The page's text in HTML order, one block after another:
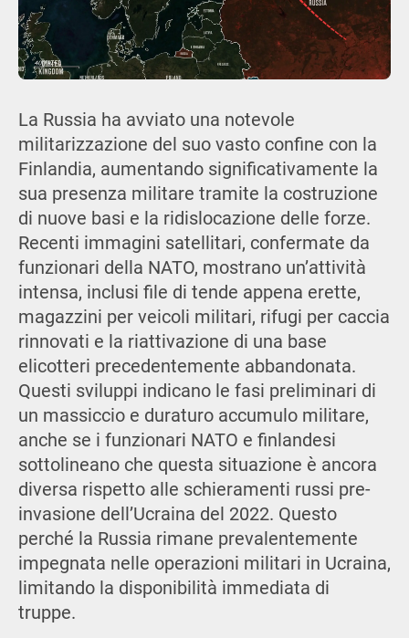
La Russia ha avviato una notevole
militarizzazione del suo vasto confine con la
Finlandia, aumentando significativamente la
sua presenza militare tramite la costruzione
di nuove basi e la ridislocazione delle forze.
Recenti immagini satellitari, confermate da
funzionari della NATO, mostrano un’attività
intensa, inclusi file di tende appena erette,
magazzini per veicoli militari, rifugi per caccia
rinnovati e la riattivazione di una base
elicotteri precedentemente abbandonata.
Questi sviluppi indicano le fasi preliminari di
un massiccio e duraturo accumulo militare,
anche se i funzionari NATO e finlandesi
sottolineano che questa situazione è ancora
diversa rispetto alle schieramenti russi pre-
invasione dell’Ucraina del 2022. Questo
perché la Russia rimane prevalentemente
impegnata nelle operazioni militari in Ucraina,
limitando la disponibilità immediata di
truppe.